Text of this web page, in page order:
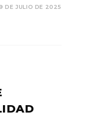
9 DE JULIO DE 2025